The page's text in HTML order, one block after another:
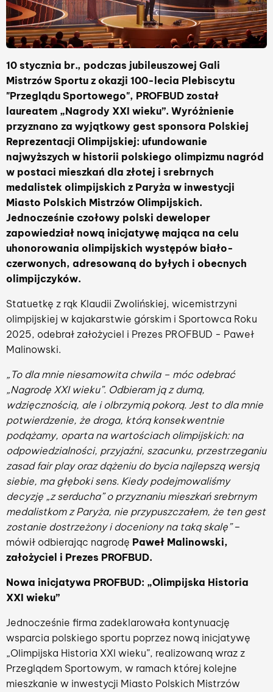
10 stycznia br., podczas jubileuszowej Gali
Mistrzów Sportu z okazji 100-lecia Plebiscytu
"Przeglądu Sportowego", PROFBUD został
laureatem „Nagrody XXI wieku”. Wyróżnienie
przyznano za wyjątkowy gest sponsora Polskiej
Reprezentacji Olimpijskiej: ufundowanie
najwyższych w historii polskiego olimpizmu nagród
w postaci mieszkań dla złotej i srebrnych
medalistek olimpijskich z Paryża w inwestycji
Miasto Polskich Mistrzów Olimpijskich.
Jednocześnie czołowy polski deweloper
zapowiedział nową inicjatywę mająca na celu
uhonorowania olimpijskich występów biało-
czerwonych, adresowaną do byłych i obecnych
olimpijczyków.
Statuetkę z rąk Klaudii Zwolińskiej, wicemistrzyni
olimpijskiej w kajakarstwie górskim i Sportowca Roku
2025, odebrał założyciel i Prezes PROFBUD - Paweł
Malinowski.
„To dla mnie niesamowita chwila – móc odebrać
„Nagrodę XXI wieku”. Odbieram ją z dumą,
wdzięcznością, ale i olbrzymią pokorą. Jest to dla mnie
potwierdzenie, że droga, którą konsekwentnie
podążamy, oparta na wartościach olimpijskich: na
odpowiedzialności, przyjaźni, szacunku, przestrzeganiu
zasad fair play oraz dążeniu do bycia najlepszą wersją
siebie, ma głęboki sens. Kiedy podejmowaliśmy
decyzję „z serducha” o przyznaniu mieszkań srebrnym
medalistkom z Paryża, nie przypuszczałem, że ten gest
zostanie dostrzeżony i doceniony na taką skalę”–
mówił odbierając nagrodę Paweł Malinowski,
założyciel i Prezes PROFBUD.
Nowa inicjatywa PROFBUD: „Olimpijska Historia
XXI wieku”
Jednocześnie firma zadeklarowała kontynuację
wsparcia polskiego sportu poprzez nową inicjatywę
„Olimpijska Historia XXI wieku”, realizowaną wraz z
Przeglądem Sportowym, w ramach której kolejne
mieszkanie w inwestycji Miasto Polskich Mistrzów